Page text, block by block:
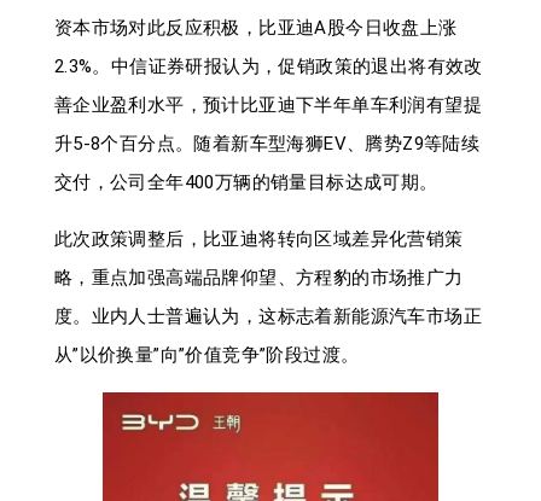
资本市场对此反应积极，比亚迪A股今日收盘上涨
2.3%。中信证券研报认为，促销政策的退出将有效改
善企业盈利水平，预计比亚迪下半年单车利润有望提
升5-8个百分点。随着新车型海狮EV、腾势Z9等陆续
交付，公司全年400万辆的销量目标达成可期。
此次政策调整后，比亚迪将转向区域差异化营销策
略，重点加强高端品牌仰望、方程豹的市场推广力
度。业内人士普遍认为，这标志着新能源汽车市场正
从”以价换量”向”价值竞争”阶段过渡。